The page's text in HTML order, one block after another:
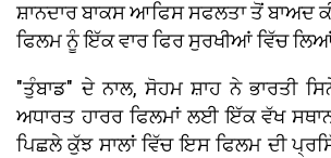
ਸ਼ਾਨਦਾਰ ਬਾਕਸ ਆਫਿਸ ਸਫਲਤਾ ਤੋਂ ਬਾਅਦ
ਫਿਲਮ ਨੂੰ ਇੱਕ ਵਾਰ ਫਿਰ ਸੁਰਖੀਆਂ ਵਿੱਚ
"ਤੁੰਬਾਡ" ਦੇ ਨਾਲ, ਸੋਹਮ ਸ਼ਾਹ ਨੇ ਭਾਰਤੀ
ਅਧਾਰਤ ਹਾਰਰ ਫਿਲਮਾਂ ਲਈ ਇੱਕ ਵੱਖ
ਪਿਛਲੇ ਕੁੱਝ ਸਾਲਾਂ ਵਿੱਚ ਇਸ ਫਿਲਮ ਦੀ